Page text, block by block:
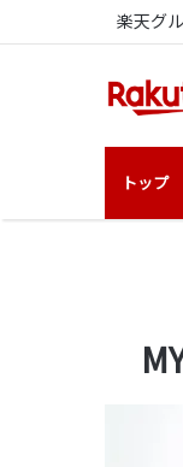
楽天グ
トップ